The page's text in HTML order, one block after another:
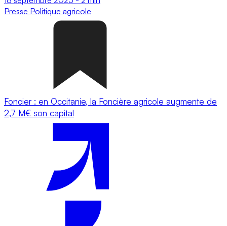
Presse Politique agricole
Foncier : en Occitanie, la Foncière agricole augmente de
2,7 M€ son capital